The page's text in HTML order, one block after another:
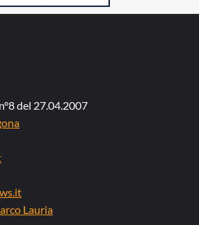
del 27.04.2007
Lauria